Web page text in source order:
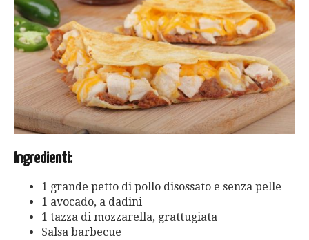
Ingredienti:
1 grande petto di pollo disossato e senza pelle
1 avocado, a dadini
1 tazza di mozzarella, grattugiata
Salsa barbecue